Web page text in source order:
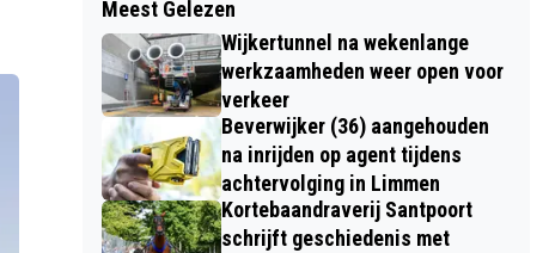
Meest Gelezen
Wijkertunnel na wekenlange
werkzaamheden weer open voor
verkeer
Beverwijker (36) aangehouden
na inrijden op agent tijdens
achtervolging in Limmen
Kortebaandraverij Santpoort
schrijft geschiedenis met